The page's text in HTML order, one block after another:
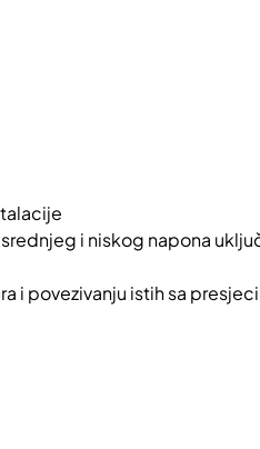
i niskog napona
i povezivanju istih sa